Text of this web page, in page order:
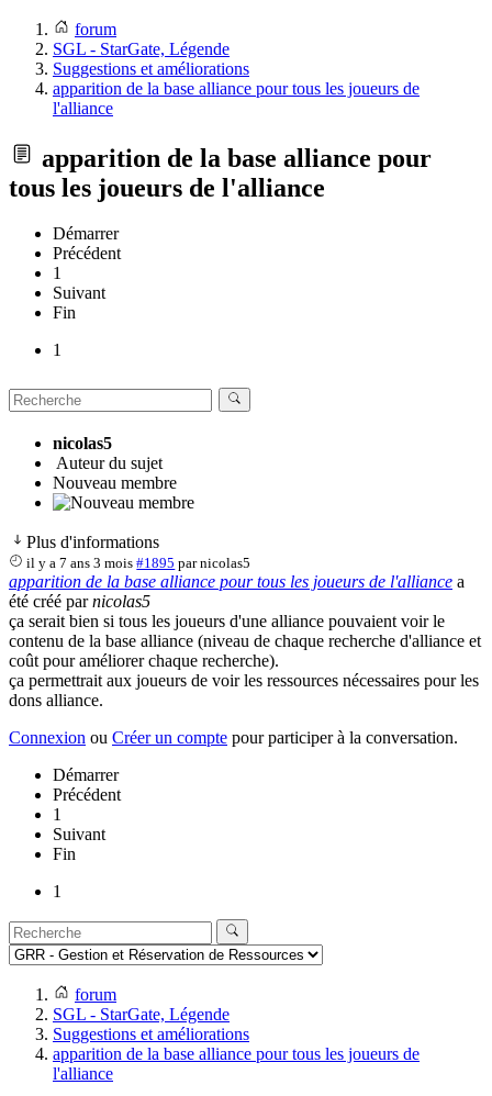
forum
SGL - StarGate, Légende
Suggestions et améliorations
apparition de la base alliance pour tous les joueurs de
l'alliance
apparition de la base alliance pour
tous les joueurs de l'alliance
Démarrer
Précédent
1
Suivant
Fin
1
nicolas5
Auteur du sujet
Nouveau membre
Plus d'informations
il y a 7 ans 3 mois #1895 parnicolas5
apparition de la base alliance pour tous les joueurs de l'alliance a
été créé parnicolas5
ça serait bien si tous les joueurs d'une alliance pouvaient voir le
contenu de la base alliance (niveau de chaque recherche d'alliance et
coût pour améliorer chaque recherche).
ça permettrait aux joueurs de voir les ressources nécessaires pour les
dons alliance.
Connexion ou Créer un compte pour participer à la conversation.
Démarrer
Précédent
1
Suivant
Fin
1
forum
SGL - StarGate, Légende
Suggestions et améliorations
apparition de la base alliance pour tous les joueurs de
l'alliance